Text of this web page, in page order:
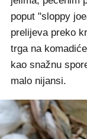
poput "sloppy
prelijeva preko
trga na
kao snažnu
malo nijansi.